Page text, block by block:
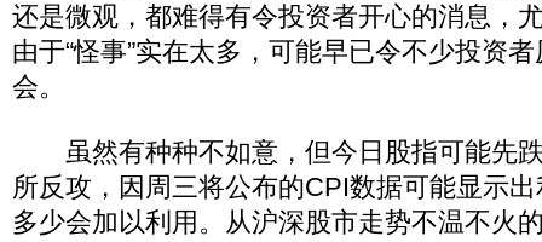
还是微观，都难得有令投资者开心的消息，
由于“怪事”实在太多，可能早已令不少投资
会。
虽然有种种不如意，但今日股指可能先
所反攻，因周三将公布的CPI数据可能显示
多少会加以利用。从沪深股市走势不温不火